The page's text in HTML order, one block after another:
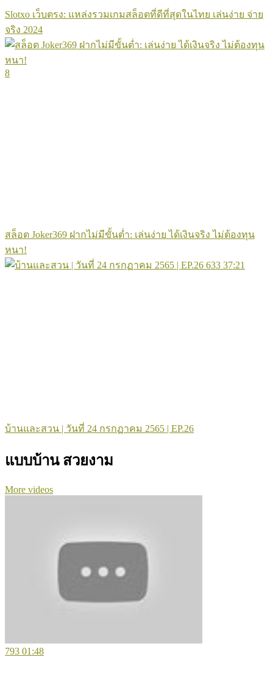
Slotxo เว็บตรง: แหล่งรวมเกมสล็อตที่ดีที่สุดในไทย เล่นง่าย จ่าย
จริง 2024
8
สล็อต Joker369 ฝากไม่มีขั้นต่ำ: เล่นง่าย ได้เงินจริง ไม่ต้องทุน
หนา!
633 37:21
บ้านและสวน | วันที่ 24 กรกฏาคม 2565 | EP.26
แบบบ้าน สวยงาม
More videos
793 01:48